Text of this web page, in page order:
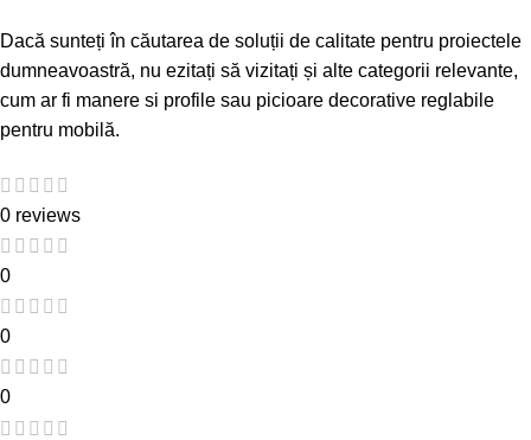
Dacă sunteți în căutarea de soluții de calitate pentru proiectele
dumneavoastră, nu ezitați să vizitați și alte categorii relevante,
cum ar fi manere si profile sau picioare decorative reglabile
pentru mobilă.
0 reviews
0
0
0